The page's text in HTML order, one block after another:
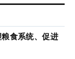
食系统、促进